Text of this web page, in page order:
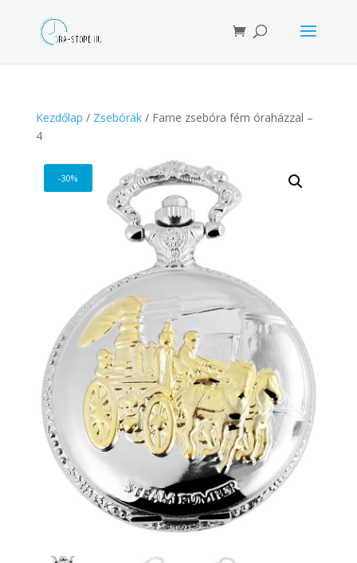
search
Kezdőlap / Zsebórák/ Fame zsebóra fém óraházzal –
4
-30%